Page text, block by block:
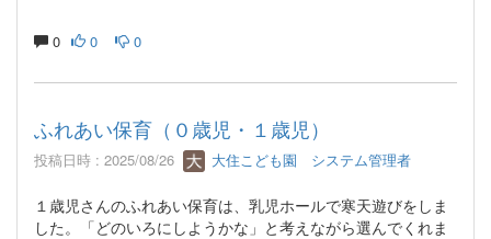
0 0 0
ふれあい保育（０歳児・１歳児）
投稿日時 : 2025/08/26 大住こども園 システム管理者
１歳児さんのふれあい保育は、乳児ホールで寒天遊びをしま
した。「どのいろにしようかな」と考えながら選んでくれま